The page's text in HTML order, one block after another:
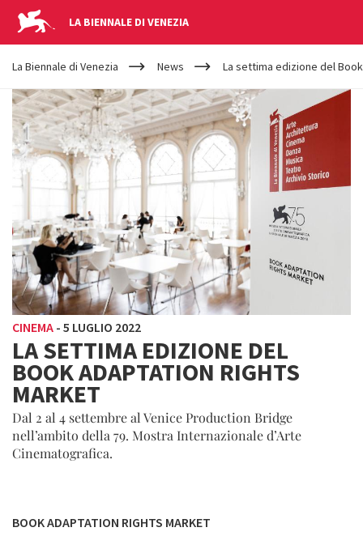
LA BIENNALE DI VENEZIA
YOUR
ARE
HERE
La Biennale di Venezia News La settima edizione del
CINEMA - 5 LUGLIO 2022
LA SETTIMA EDIZIONE DEL
BOOK ADAPTATION RIGHTS
MARKET
Dal 2 al 4 settembre al Venice Production Bridge
nell’ambito della 79. Mostra Internazionale d’Arte
Cinematografica.
BOOK ADAPTATION RIGHTS MARKET